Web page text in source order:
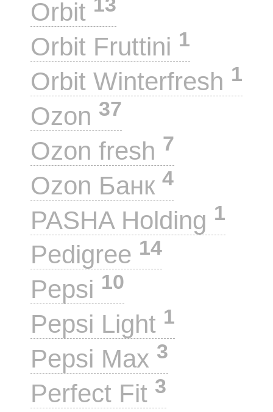
Orbit
Orbit Fruttini 1
Orbit Winterfresh 1
Ozon 37
Ozon fresh 7
Ozon Банк 4
PASHA Holding 1
Pedigree 14
Pepsi 10
Pepsi Light 1
Pepsi Max 3
Perfect Fit 3